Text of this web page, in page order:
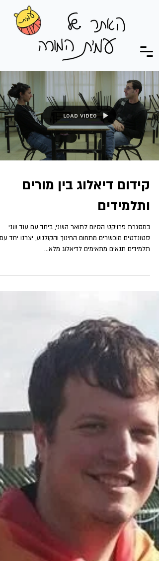
Load video
קידום דיאלוג בין מורים
ותלמידים
במסגרת פרויקט הסיום לתואר השני, ביחד עם עוד שני
סטונדטים מוכשרים מתחום החינוך והקולנוע, יצרנו יחד עם
תלמידים תנאים מתאימים לדיאלוג מלא...